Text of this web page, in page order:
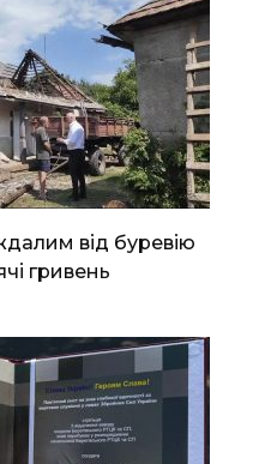
від буревію
гривень